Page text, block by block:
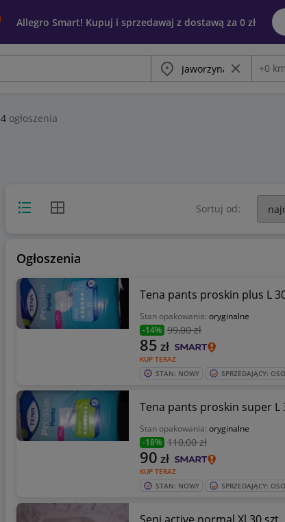
Allegro Smart! Kupuj i sprzedawaj z dostawą za 0 zł
Miasto Wyczyść frazę
+0 km
4 ogłoszenia
Widok listyWidok siatki Sortuj od:
Ogłoszenia
Tena pants proskin plus L
Stan opakowania: oryginalne
-14% 99,00 zł
KUP TERAZ
85 zł
STAN: NOWY SPRZEDAJĄCY:
Tena pants proskin super L
Stan opakowania: oryginalne
-18% 110,00 zł
KUP TERAZ
90 zł
STAN: NOWY SPRZEDAJĄCY: